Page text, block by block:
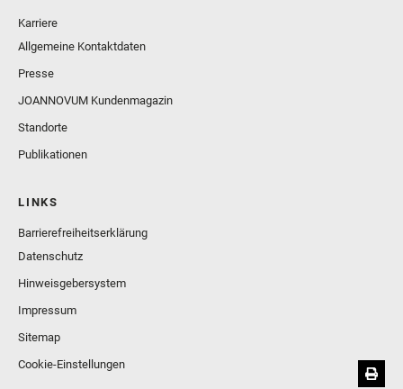
Karriere
Allgemeine Kontaktdaten
Presse
JOANNOVUM Kundenmagazin
Standorte
Publikationen
LINKS
Barrierefreiheitserklärung
Datenschutz
Hinweisgebersystem
Impressum
Sitemap
Cookie-Einstellungen